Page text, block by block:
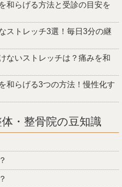
和らげる方法と受診の目安を
ストレッチ3選！毎日3分の継
ないストレッチは？痛みを和
和らげる3つの方法！慢性化す
・整骨院の豆知識